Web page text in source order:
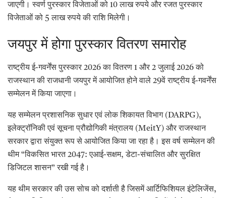
जाएगी। स्वर्ण पुरस्कार विजेताओं को 10 लाख रुपये और रजत पुरस्कार
विजेताओं को 5 लाख रुपये की राशि मिलेगी।
जयपुर में होगा पुरस्कार वितरण समारोह
राष्ट्रीय ई-गवर्नेंस पुरस्कार 2026 का वितरण 1 और 2 जुलाई 2026 को
राजस्थान की राजधानी जयपुर में आयोजित होने वाले 29वें राष्ट्रीय ई-गवर्नेंस
सम्मेलन में किया जाएगा।
यह सम्मेलन प्रशासनिक सुधार एवं लोक शिकायत विभाग (DARPG),
इलेक्ट्रॉनिकी एवं सूचना प्रौद्योगिकी मंत्रालय (MeitY) और राजस्थान
सरकार द्वारा संयुक्त रूप से आयोजित किया जा रहा है। इस वर्ष सम्मेलन की
थीम “विकसित भारत 2047: एआई-सक्षम, डेटा-संचालित और सुरक्षित
डिजिटल शासन” रखी गई है।
यह थीम सरकार की उस सोच को दर्शाती है जिसमें आर्टिफिशियल इंटेलिजेंस,